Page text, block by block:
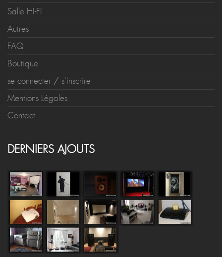
Salle HI-FI
Autres
FAQ
Boutique
se connecter / s'inscrire
Mentions Légales
Contact
DERNIERS AJOUTS